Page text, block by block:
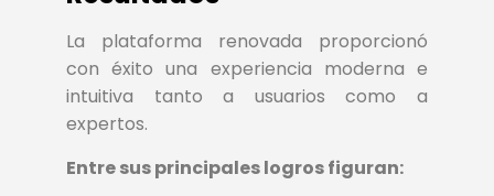
La plataforma renovada proporcionó
con éxito una experiencia moderna e
intuitiva tanto a usuarios como a
expertos.
Entre sus principales logros figuran: